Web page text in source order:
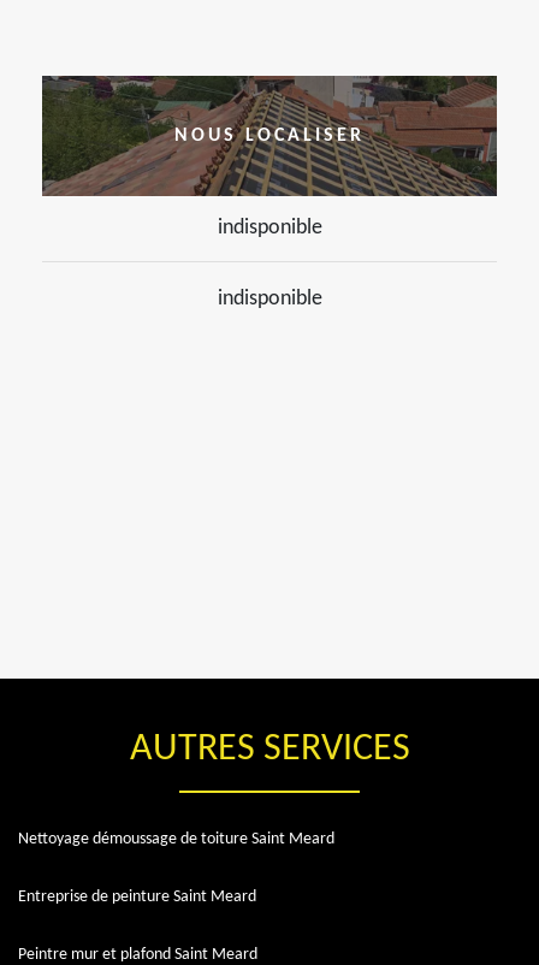
NOUS LOCALISER
indisponible
indisponible
AUTRES SERVICES
Nettoyage démoussage de toiture Saint Meard
Entreprise de peinture Saint Meard
Peintre mur et plafond Saint Meard